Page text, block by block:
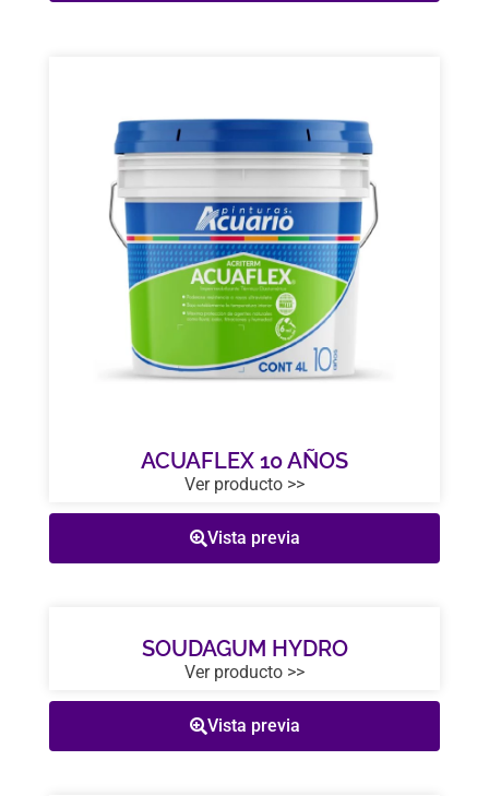
ACUAFLEX 10 AÑOS
Ver producto >>
Vista previa
SOUDAGUM HYDRO
Ver producto >>
Vista previa